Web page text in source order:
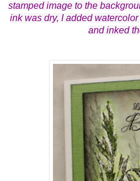
stamped image to the
ink was dry, I added
and inked